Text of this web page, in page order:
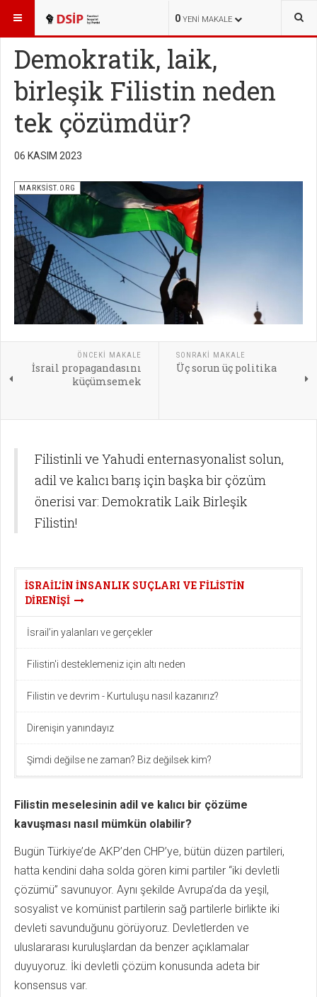
0 YENI MAKALE
BURADASINIZ: YAYINLAR MARKSİST.ORG
Demokratik, laik,
birleşik Filistin neden
tek çözümdür?
06 KASIM 2023
MARKSİST.ORG
ÖNCEKI MAKALE
İsrail propagandasını
küçümsemek
SONRAKI MAKALE
Üç sorun üç politika
Filistinli ve Yahudi enternasyonalist solun,
adil ve kalıcı barış için başka bir çözüm
önerisi var: Demokratik Laik Birleşik
Filistin!
İSRAIL'IN INSANLIK SUÇLARI VE FILISTIN
DIRENIŞI
İsrail’in yalanları ve gerçekler
Filistin'i desteklemeniz için altı neden
Filistin ve devrim - Kurtuluşu nasıl kazanırız?
Direnişin yanındayız
Şimdi değilse ne zaman? Biz değilsek kim?
Filistin meselesinin adil ve kalıcı bir çözüme
kavuşması nasıl mümkün olabilir?
Bugün Türkiye’de AKP’den CHP’ye, bütün düzen partileri,
hatta kendini daha solda gören kimi partiler “iki devletli
çözümü” savunuyor. Aynı şekilde Avrupa’da da yeşil,
sosyalist ve komünist partilerin sağ partilerle birlikte iki
devleti savunduğunu görüyoruz. Devletlerden ve
uluslararası kuruluşlardan da benzer açıklamalar
duyuyoruz. İki devletli çözüm konusunda adeta bir
konsensus var.